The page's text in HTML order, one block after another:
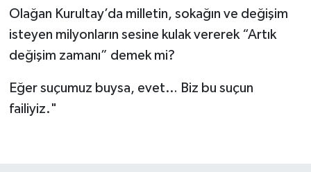
Olağan Kurultay’da milletin, sokağın ve değişim
isteyen milyonların sesine kulak vererek “Artık
değişim zamanı” demek mi?
Eğer suçumuz buysa, evet… Biz bu suçun
failiyiz."